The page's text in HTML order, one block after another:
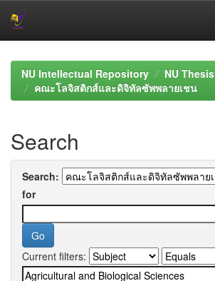
navigationNU Intellectual Repository
NU Thesis
คณะโลจิสติกส์และดิจิทัลซัพพลายเชน
Search
Search:
for
Current filters: